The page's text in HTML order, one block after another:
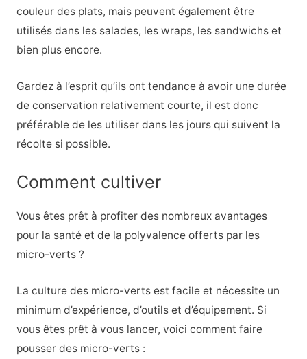
couleur des plats, mais peuvent également être
utilisés dans les salades, les wraps, les sandwichs et
bien plus encore.
Gardez à l’esprit qu’ils ont tendance à avoir une durée
de conservation relativement courte, il est donc
préférable de les utiliser dans les jours qui suivent la
récolte si possible.
Comment cultiver
Vous êtes prêt à profiter des nombreux avantages
pour la santé et de la polyvalence offerts par les
micro-verts ?
La culture des micro-verts est facile et nécessite un
minimum d’expérience, d’outils et d’équipement. Si
vous êtes prêt à vous lancer, voici comment faire
pousser des micro-verts :